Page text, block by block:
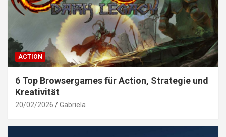
ACTION
6 Top Browsergames für Action, Strategie und
Kreativität
20/02/2026 Gabriela